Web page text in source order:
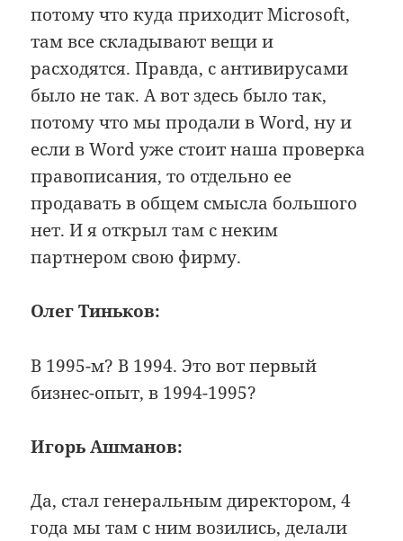
потому что куда приходит Microsoft,
там все складывают вещи и
расходятся. Правда, с антивирусами
было не так. А вот здесь было так,
потому что мы продали в Word, ну и
если в Word уже стоит наша проверка
правописания, то отдельно ее
продавать в общем смысла большого
нет. И я открыл там с неким
партнером свою фирму.
Олег Тиньков:
В 1995-м? В 1994. Это вот первый
бизнес-опыт, в 1994-1995?
Игорь Ашманов:
Да, стал генеральным директором, 4
года мы там с ним возились, делали